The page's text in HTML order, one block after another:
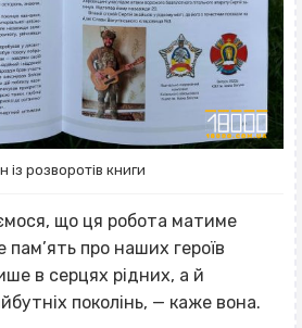
із розворотів книги
що ця робота матиме
про наших героїв
в серцях рідних, а й
поколінь, — каже вона.